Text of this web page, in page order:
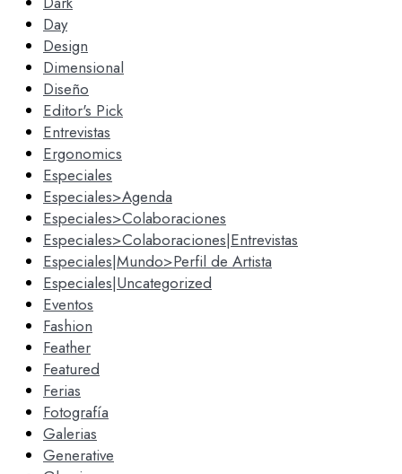
Day
Design
Dimensional
Diseño
Editor's Pick
Entrevistas
Ergonomics
Especiales
Especiales>Agenda
Especiales>Colaboraciones
Especiales>Colaboraciones|Entrevistas
Especiales|Mundo>Perfil de Artista
Especiales|Uncategorized
Eventos
Fashion
Feather
Featured
Ferias
Fotografía
Galerias
Generative